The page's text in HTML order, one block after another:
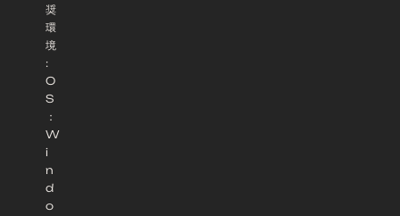
奨
環
境
:
O
S
：
W
i
n
d
o